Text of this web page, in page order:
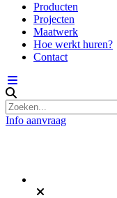
Producten
Projecten
Maatwerk
Hoe werkt huren?
Contact
Info aanvraag